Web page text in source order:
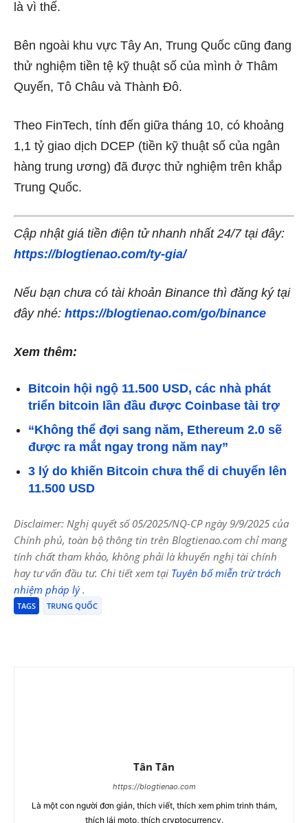
là vì thế.
Bên ngoài khu vực Tây An, Trung Quốc cũng đang
thử nghiệm tiền tệ kỹ thuật số của mình ở Thâm
Quyến, Tô Châu và Thành Đô.
Theo FinTech, tính đến giữa tháng 10, có khoảng
1,1 tỷ giao dịch DCEP (tiền kỹ thuật số của ngân
hàng trung ương) đã được thử nghiệm trên khắp
Trung Quốc.
Cập nhật giá tiền điện tử nhanh nhất 24/7 tại đây:
https://blogtienao.com/ty-gia/
Nếu bạn chưa có tài khoản Binance thì đăng ký tại
đây nhé: https://blogtienao.com/go/binance
Xem thêm:
Bitcoin hội ngộ 11.500 USD, các nhà phát
triển bitcoin lần đầu được Coinbase tài trợ
“Không thể đợi sang năm, Ethereum 2.0 sẽ
được ra mắt ngay trong năm nay”
3 lý do khiến Bitcoin chưa thể di chuyển lên
11.500 USD
Disclaimer: Nghị quyết số 05/2025/NQ-CP ngày 9/9/2025 của
Chính phủ, toàn bộ thông tin trên Blogtienao.com chỉ mang
tính chất tham khảo, không phải là khuyến nghị tài chính
hay tư vấn đầu tư. Chi tiết xem tại Tuyên bố miễn trừ trách
nhiệm pháp lý.
TAGS TRUNG QUỐC
Tân Tân
https://blogtienao.com
Là một con người đơn giản, thích viết, thích xem phim trinh thám,
thích lái moto, thích cryptocurrency.